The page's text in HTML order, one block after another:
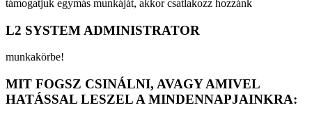
támogatjuk egymás munkáját, akkor csatlakozz hozzánk
L2 SYSTEM ADMINISTRATOR
munkakörbe!
MIT FOGSZ CSINÁLNI, AVAGY AMIVEL
HATÁSSAL LESZEL A MINDENNAPJAINKRA: